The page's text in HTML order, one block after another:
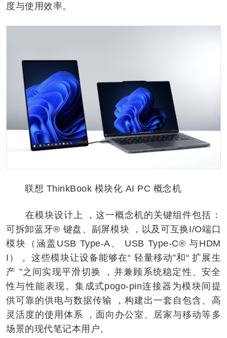
度与使用效率。
联想 ThinkBook 模块化 AI PC 概念机
在模块设计上 ，这一概念机的关键组件包括：
可拆卸蓝牙® 键盘、副屏模块 ，以及可互换I/O端口
模块（涵盖USB Type-A、 USB Type-C® 与HDM
I） 。这些模块让设备能够在“ 轻量移动”和“ 扩展生
产 ”之间实现平滑切换 ，并兼顾系统稳定性、安全
性与性能表现。集成式pogo-pin连接器为模块间提
供可靠的供电与数据传输 ，构建出一套自包含、高
灵活度的使用体系 ，面向办公室、居家与移动等多
场景的现代笔记本用户。